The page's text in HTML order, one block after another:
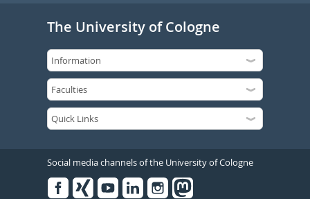
The University of Cologne
Social media channels of the University of Cologne